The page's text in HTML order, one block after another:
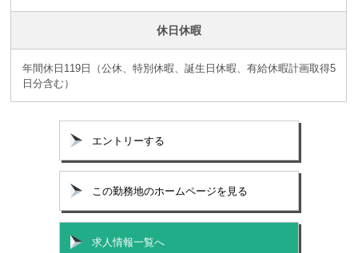
休日休暇
年間休日119日（公休、特別休暇、誕生日休暇、有給休暇計画取得5
日分含む）
エントリーする
この勤務地のホームページを見る
求人情報一覧へ